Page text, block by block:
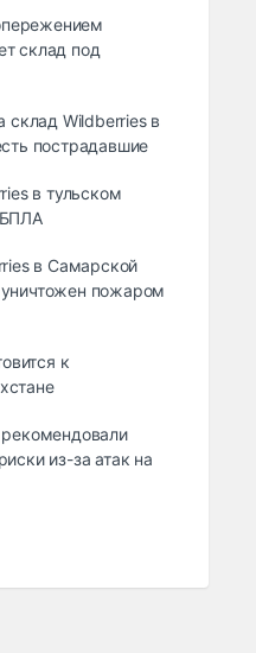
склад под
склад Wildberries в
пострадавшие
в тульском
БПЛА
в Самарской
пожаром
к
из-за атак на